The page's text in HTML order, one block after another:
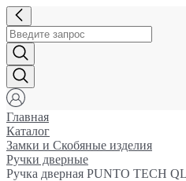
Главная
Каталог
Замки и Cкобяные изделия
Ручки дверные
Ручка дверная PUNTO TECH